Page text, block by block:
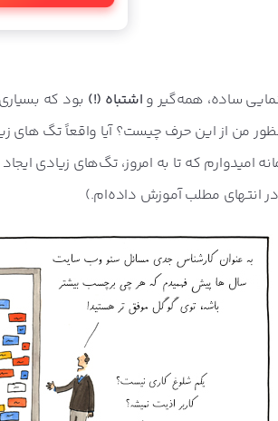
ساده، همه‌گیر و اشتباه (!) بود که
من از این حرف چیست؟ آیا واقعاً تگ های
امیدوارم که تا به امروز، تگ‌های زیادی
انتهای مطلب آموزش داده‌ام.)